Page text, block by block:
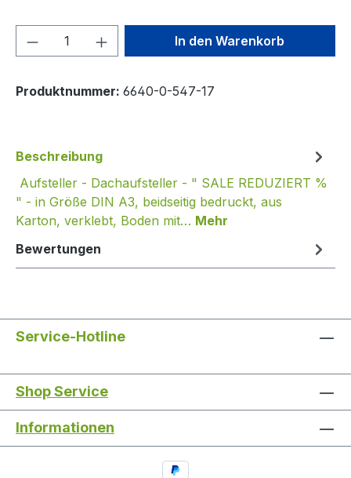
Produkt Anzahl: Gib denIn den Warenkorb
Produktnummer: 6640-0-547-17
Beschreibung
Aufsteller - Dachaufsteller - " SALE REDUZIERT %
" - in Größe DIN A3, beidseitig bedruckt, aus
Karton, verklebt, Boden mit… Mehr
Bewertungen
Service-Hotline
Shop Service
Informationen